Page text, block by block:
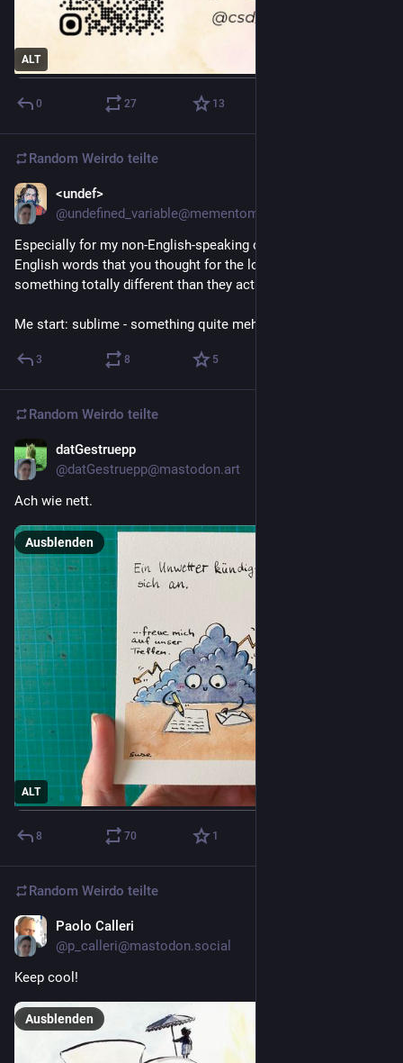
ALT
0 27 13
Random Weirdo teilte
<undef>
@undefined_variable@mementomori.social
Especially for my non-English-speaking compatriots, name the
English words that you thought for the longest time mean
something totally different than they actually do.
Me start: sublime - something quite meh
3 8 5
Random Weirdo teilte
datGestruepp
@datGestruepp@mastodon.art
Ach wie nett.
ALT
Ausblenden
8 70 1
Random Weirdo teilte
Paolo Calleri
@p_calleri@mastodon.social
Keep cool!
Ausblenden